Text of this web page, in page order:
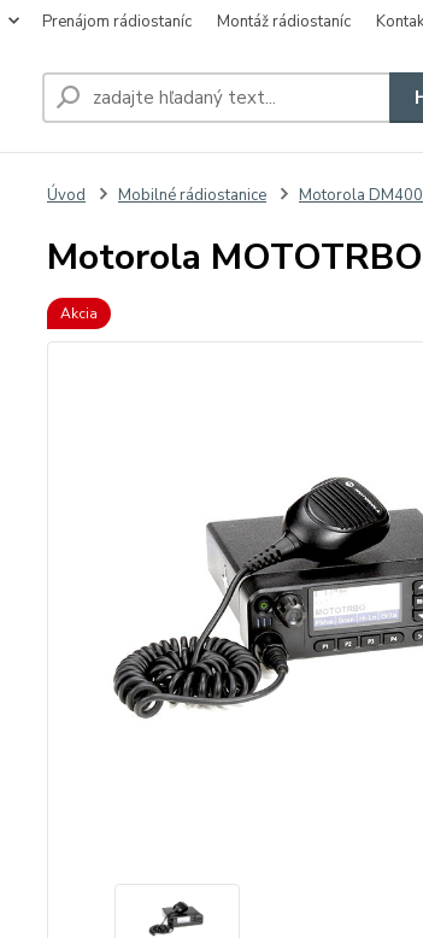
Prenájom rádiostaníc Montáž rádiostaníc
Úvod Mobilné rádiostanice Motorola
Motorola
Akcia